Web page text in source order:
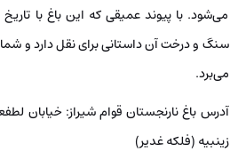
می‌شود. با پیوند عمیقی که این باغ با
سنگ و درخت آن داستانی برای نقل دارد و
می‌برد.
آدرس باغ نارنجستان قوام شیراز: خیابان
زینبیه (فلکه غدیر)